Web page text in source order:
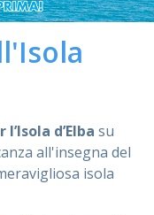
d’Elba su
all'insegna del
isola